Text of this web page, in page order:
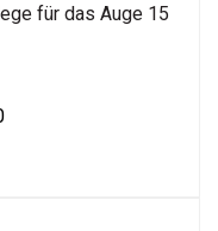
für das Auge 15